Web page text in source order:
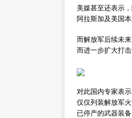
美媒甚至还表示
阿拉斯加及美国本
而解放军后续未
而进一步扩大打
对此国内专家表
仅仅列装解放军
已停产的武器装备